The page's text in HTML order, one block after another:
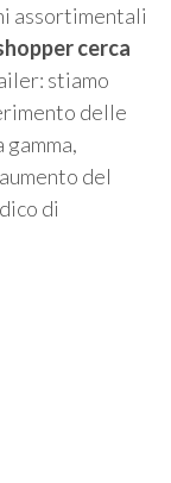
assortimentali
cerca
stiamo
delle
del
di